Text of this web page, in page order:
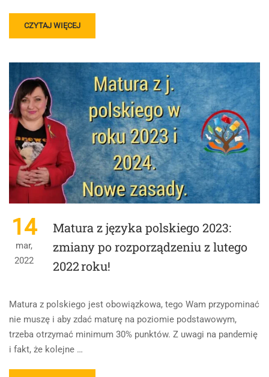
READ
MORE
WPŁYW
NA
ŻYCIOWE
WYBORY
LUDZI.
CZYTAJ WIĘCEJ
14
mar,
2022
Matura z języka polskiego 2023:
zmiany po rozporządzeniu z lutego
2022 roku!
Matura z polskiego jest obowiązkowa, tego Wam przypominać
nie muszę i aby zdać maturę na poziomie podstawowym,
trzeba otrzymać minimum 30% punktów. Z uwagi na pandemię
i fakt, że kolejne …